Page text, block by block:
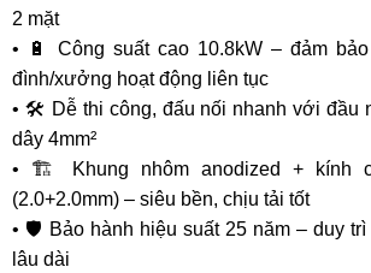
2 mặt
• 🔋 Công suất cao 10.8kW – đảm
đình/xưởng hoạt động liên tục
• 🛠️ Dễ thi công, đấu nối nhanh với đầu
dây 4mm²
• 🏗️ Khung nhôm anodized + kính
(2.0+2.0mm) – siêu bền, chịu tải tốt
• 🛡️ Bảo hành hiệu suất 25 năm – duy
lâu dài